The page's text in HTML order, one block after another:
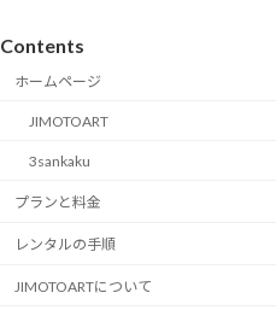
Contents
ホームページ
JIMOTOART
3sankaku
プランと料金
レンタルの手順
JIMOTOARTについて